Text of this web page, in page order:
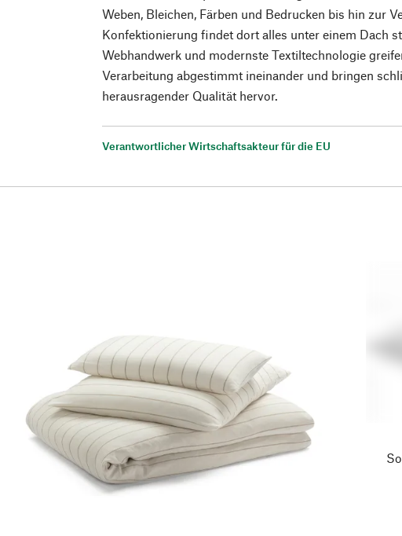
Weben, Bleichen, Färben und Bedrucken bis hin zur
Konfektionierung findet dort alles unter einem Dach
Webhandwerk und modernste Textiltechnologie
Verarbeitung abgestimmt ineinander und bringen
herausragender Qualität hervor.
Verantwortlicher Wirtschaftsakteur für die EU